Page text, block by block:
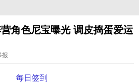
角色尼宝曝光 调皮捣蛋爱运
报